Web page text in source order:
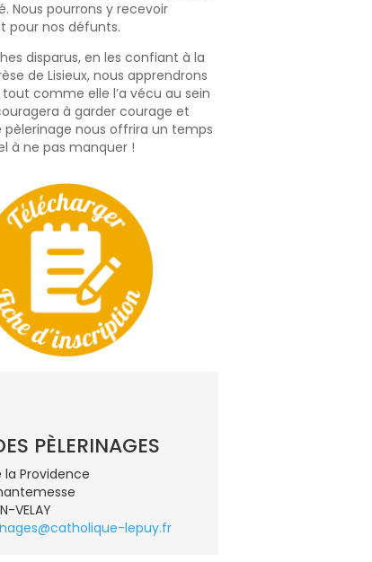
Nous pourrons y recevoir
pour nos défunts.
disparus, en les confiant à la
de Lisieux, nous apprendrons
comme elle l’a vécu au sein
à garder courage et
nous offrira un temps
à ne pas manquer !
PÈLERINAGES
la Providence
VELAY
lepuy.fr